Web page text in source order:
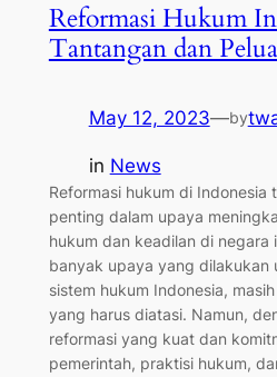
Reformasi Hukum
Tantangan dan
May 12, 2023—by
in News
Reformasi hukum di Indonesia
penting dalam upaya
hukum dan keadilan di negara
banyak upaya yang dilakukan
sistem hukum Indonesia,
yang harus diatasi. Namun,
reformasi yang kuat dan
pemerintah, praktisi hukum,